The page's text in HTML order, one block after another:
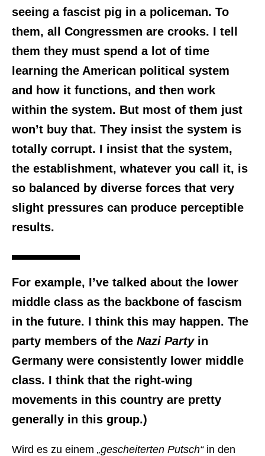
seeing a fascist pig in a policeman. To
them, all Congressmen are crooks. I tell
them they must spend a lot of time
learning the American political system
and how it functions, and then work
within the system. But most of them just
won’t buy that. They insist the system is
totally corrupt. I insist that the system,
the establishment, whatever you call it, is
so balanced by diverse forces that very
slight pressures can produce perceptible
results.
For example, I’ve talked about the lower
middle class as the backbone of fascism
in the future. I think this may happen. The
party members of the Nazi Partyin
Germany were consistently lower middle
class. I think that the right-wing
movements in this country are pretty
generally in this group.)
Wird es zu einem „gescheiterten Putsch“in den